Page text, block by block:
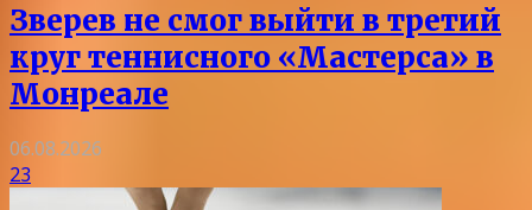
Зверев не смог выйти в третий
круг теннисного «Мастерса» в
Монреале
06.08.2026
23